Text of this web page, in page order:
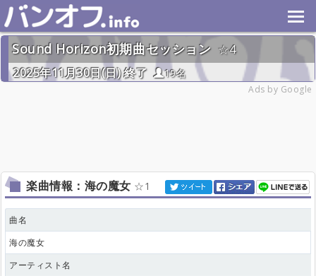
Sound Horizon初期曲セッション
4
2025年11月30日(日) 終了
19名
Ads by Google
楽曲情報：海の魔女 1
曲名
海の魔女
アーティスト名